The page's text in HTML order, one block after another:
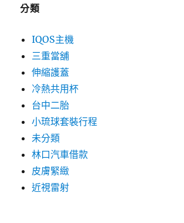
分類
IQOS主機
三重當舖
伸縮護蓋
冷熱共用杯
台中二胎
小琉球套裝行程
未分類
林口汽車借款
皮膚緊緻
近視雷射